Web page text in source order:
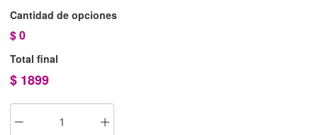
Cantidad de opciones
$0
Total final
$ 1899